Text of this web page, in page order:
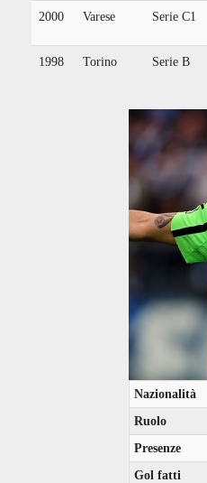
2000 Varese Serie C1
1998 Torino Serie B
Nazionalità
Ruolo
Presenze
Gol fatti